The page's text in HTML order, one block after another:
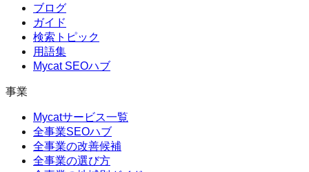
ブログ
ガイド
検索トピック
用語集
Mycat SEOハブ
事業
Mycatサービス一覧
全事業SEOハブ
全事業の改善候補
全事業の選び方